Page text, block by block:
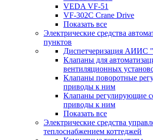
VEDA VF-51
VF-302C Crane Drive
Показать все
Электрические средства
пунктов
Диспетчеризация АИИС
Клапаны для
вентиляционных
Клапаны поворотные
приводы к ним
Клапаны регулирующие
приводы к ним
Показать все
Электрические средства
теплоснабжением коттеджей